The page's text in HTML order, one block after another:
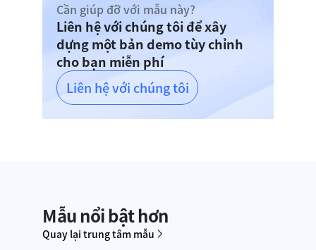
Liên hệ với chúng tôi
Cần giúp đỡ với mẫu này?
Liên hệ với chúng tôi để xây
dựng một bản demo tùy chỉnh
cho bạn miễn phí
Mẫu nổi bật hơn
Quay lại trung tâm mẫu